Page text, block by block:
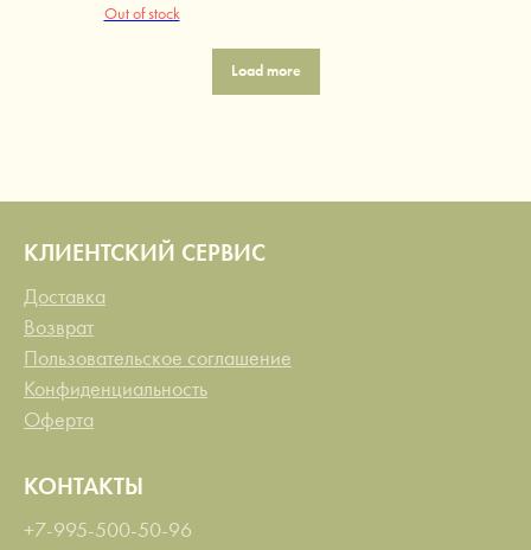
Out of stock
Load more
КЛИЕНТСКИЙ СЕРВИС
Доставка
Возврат
Пользовательское соглашение
Конфиденциальность
Оферта
КОНТАКТЫ
+7-995-500-50-96